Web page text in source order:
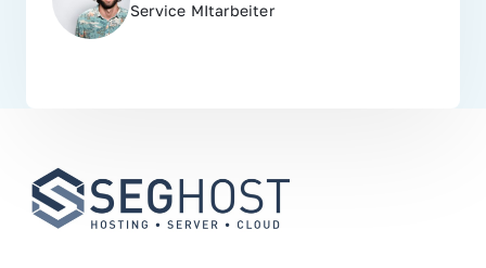
Service MItarbeiter